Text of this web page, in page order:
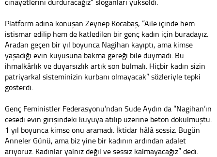
Platform adına konuşan Zeynep Kocabaş, “Aile içinde hem
istismar edilip hem de katledilen bir genç kadın için buradayız.
Aradan geçen bir yıl boyunca Nagihan kayıptı, ama kimse
yaşadığı evin kuyusuna bakma gereği bile duymadı. Bu
ihmalkârlık ve duyarsızlık artık son bulmalı. Hiçbir kadın sizin
patriyarkal sisteminizin kurbanı olmayacak” sözleriyle tepki
gösterdi.
Genç Feministler Federasyonu’ndan Sude Aydın da “Nagihan’ın
cesedi evin girişindeki kuyuya atılıp üzerine beton dökülmüştü.
1 yıl boyunca kimse onu aramadı. İktidar hâlâ sessiz. Bugün
Anneler Günü, ama biz yine bir kadının ardından adalet
arıyoruz. Kadınlar yalnız değil ve sessiz kalmayacağız” dedi.